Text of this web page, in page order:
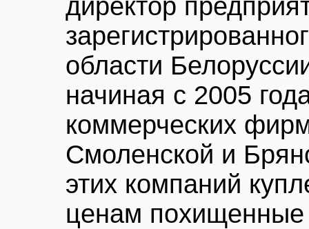
директор
области
начиная с 2005
коммерческих
Смоленской и
этих компаний
ценам похищенные